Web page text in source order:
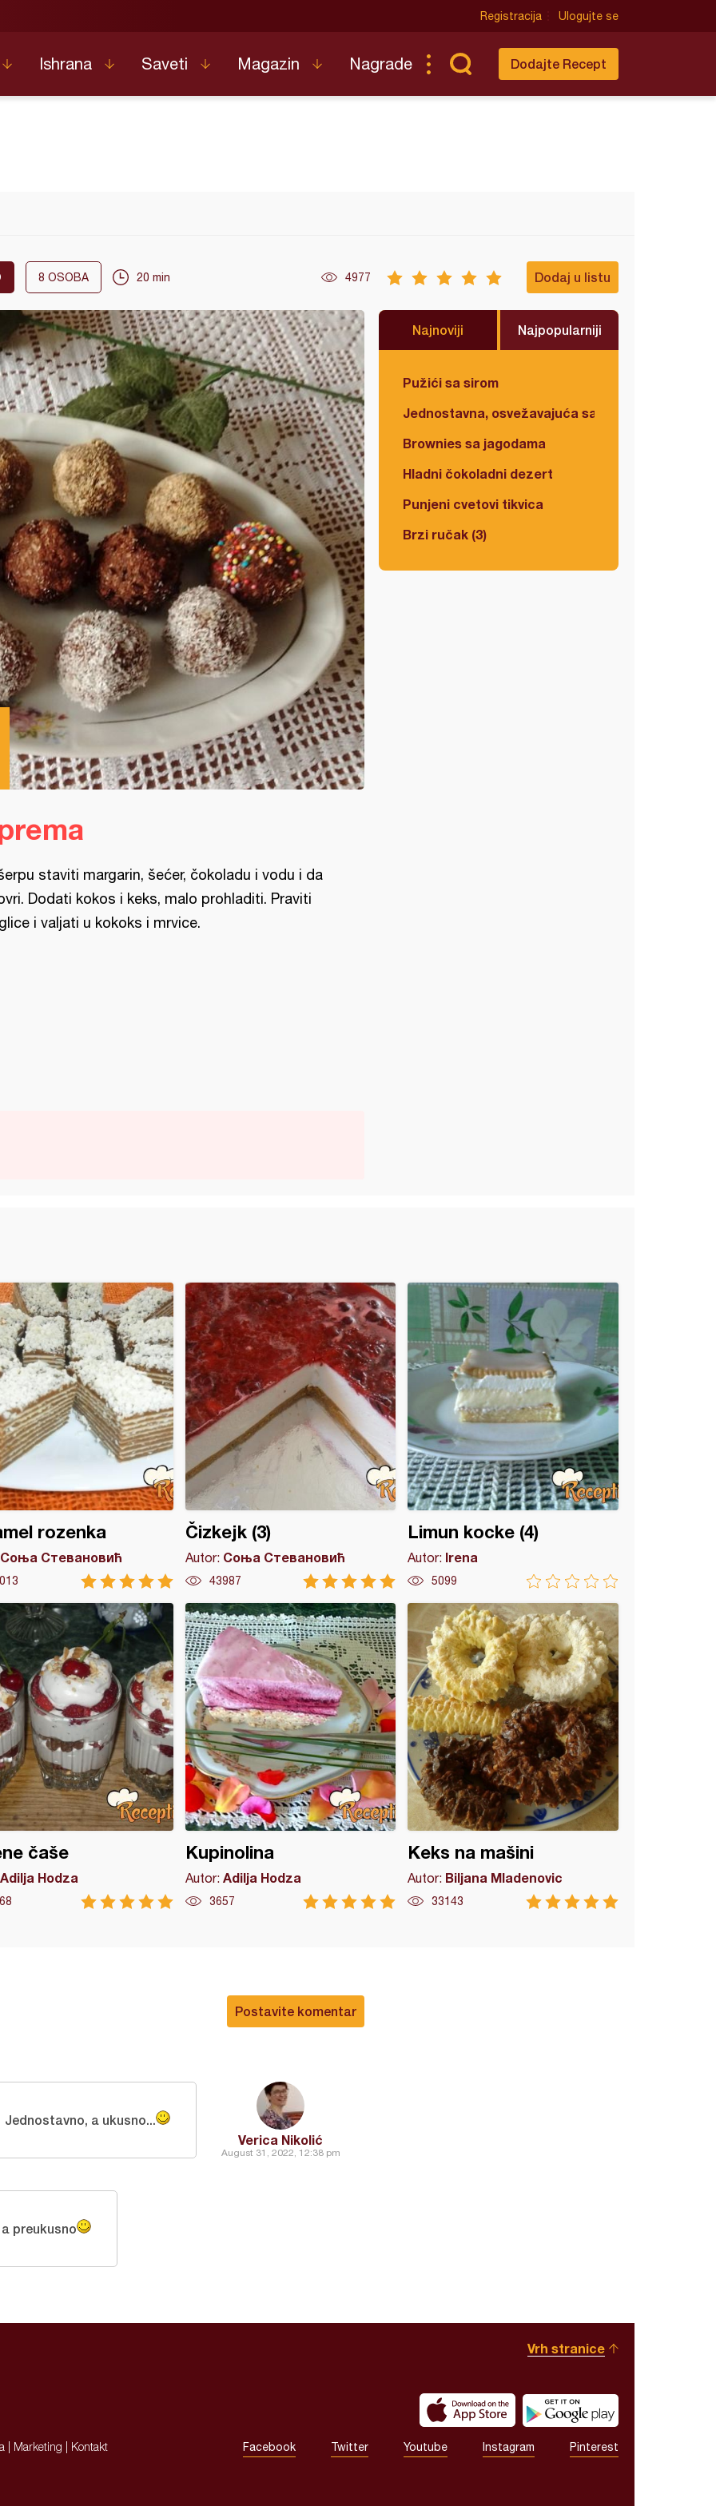
Registracija Ulogujte se
Ishrana Saveti Magazin Nagrade Dodajte Recept
8 OSOBA 20 min 4977 Dodaj u listu
Najnoviji Najpopularniji
Pužići sa sirom
Jednostavna, osvežavajuća salata
Brownies sa jagodama
Hladni čokoladni dezert
Punjeni cvetovi tikvica
Brzi ručak (3)
staviti margarin, šećer, čokoladu i vodu i da
Dodati kokos i keks, malo prohladiti. Praviti
i valjati u kokoks i mrvice.
rozenka
Соња Стевановић
Čizkejk (3)
Autor: Соња Стевановић
43987
Limun kocke (4)
Autor: Irena
5099
čaše
Adilja Hodza
Kupinolina
Autor: Adilja Hodza
3657
Keks na mašini
Autor: Biljana Mladenovic
33143
Postavite komentar
Verica Nikolić
August 31, 2022, 12:38 pm
Jednostavno, a ukusno...
preukusno
Vrh stranice
Marketing Kontakt Facebook Twitter Youtube Instagram Pinterest